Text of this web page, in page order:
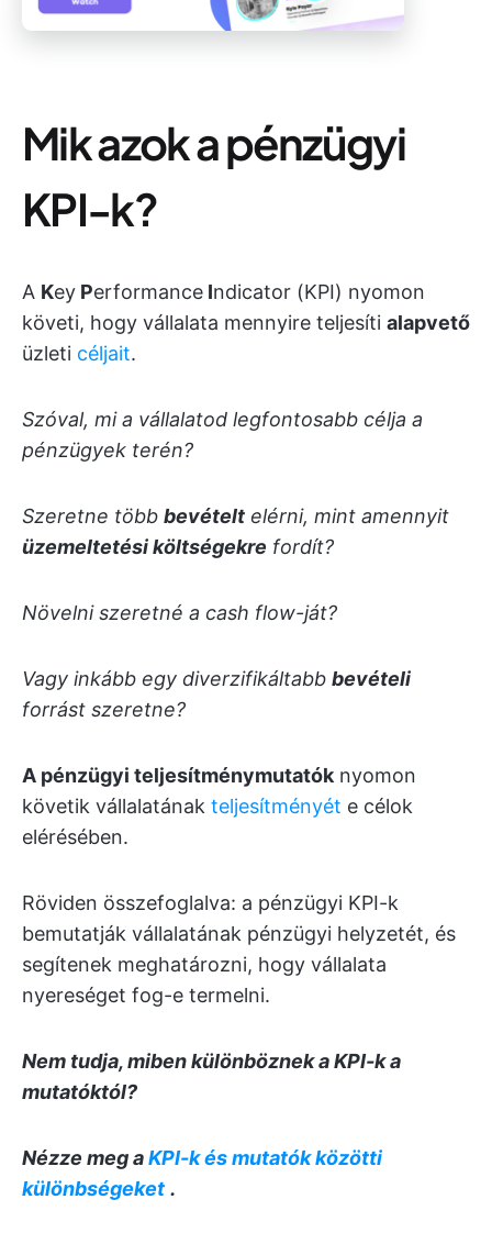
Mik azok a pénzügyi
KPI-k?
A Key Performance Indicator (KPI) nyomon
követi, hogy vállalata mennyire teljesíti alapvető
üzleti céljait.
Szóval, mi a vállalatod legfontosabb célja a
pénzügyek terén?
Szeretne több bevételt elérni, mint amennyit
üzemeltetési költségekre fordít?
Növelni szeretné a cash flow-ját?
Vagy inkább egy diverzifikáltabb bevételi
forrást szeretne?
A pénzügyi teljesítménymutatók nyomon
követik vállalatának teljesítményét e célok
elérésében.
Röviden összefoglalva: a pénzügyi KPI-k
bemutatják vállalatának pénzügyi helyzetét, és
segítenek meghatározni, hogy vállalata
nyereséget fog-e termelni.
Nem tudja, miben különböznek a KPI-k a
mutatóktól?
Nézze meg aKPI-k és mutatók közötti
különbségeket .